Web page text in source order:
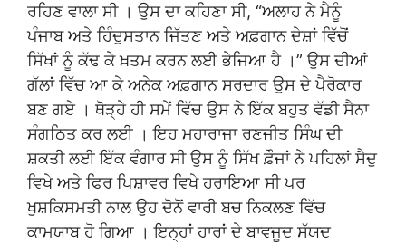
ਰਹਿਣ ਵਾਲਾ ਸੀ । ਉਸ ਦਾ ਕਹਿਣਾ ਸੀ, “ਅਲਾਹ ਨੇ ਮੈਨੂੰ
ਪੰਜਾਬ ਅਤੇ ਹਿੰਦੁਸਤਾਨ ਜਿੱਤਣ ਅਤੇ ਅਫ਼ਗਾਨ ਦੇਸ਼ਾਂ ਵਿੱਚੋਂ
ਸਿੱਖਾਂ ਨੂੰ ਕੱਢ ਕੇ ਖ਼ਤਮ ਕਰਨ ਲਈ ਭੇਜਿਆ ਹੈ ।” ਉਸ ਦੀਆਂ
ਗੱਲਾਂ ਵਿੱਚ ਆ ਕੇ ਅਨੇਕ ਅਫ਼ਗਾਨ ਸਰਦਾਰ ਉਸ ਦੇ ਪੈਰੋਕਾਰ
ਬਣ ਗਏ । ਥੋੜ੍ਹੇ ਹੀ ਸਮੇਂ ਵਿੱਚ ਉਸ ਨੇ ਇੱਕ ਬਹੁਤ ਵੱਡੀ ਸੈਨਾ
ਸੰਗਠਿਤ ਕਰ ਲਈ । ਇਹ ਮਹਾਰਾਜਾ ਰਣਜੀਤ ਸਿੰਘ ਦੀ
ਸ਼ਕਤੀ ਲਈ ਇੱਕ ਵੰਗਾਰ ਸੀ ਉਸ ਨੂੰ ਸਿੱਖ ਫ਼ੌਜਾਂ ਨੇ ਪਹਿਲਾਂ ਸੈਦੁ
ਵਿਖੇ ਅਤੇ ਫਿਰ ਪਿਸ਼ਾਵਰ ਵਿਖੇ ਹਰਾਇਆ ਸੀ ਪਰ
ਖੁਸ਼ਕਿਸਮਤੀ ਨਾਲ ਉਹ ਦੋਨੋਂ ਵਾਰੀ ਬਚ ਨਿਕਲਣ ਵਿੱਚ
ਕਾਮਯਾਬ ਹੋ ਗਿਆ । ਇਨ੍ਹਾਂ ਹਾਰਾਂ ਦੇ ਬਾਵਜੂਦ ਸੱਯਦ